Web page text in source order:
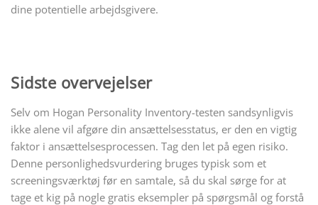
dine potentielle arbejdsgivere.
Sidste overvejelser
Selv om Hogan Personality Inventory-testen sandsynligvis
ikke alene vil afgøre din ansættelsesstatus, er den en vigtig
faktor i ansættelsesprocessen. Tag den let på egen risiko.
Denne personlighedsvurdering bruges typisk som et
screeningsværktøj før en samtale, så du skal sørge for at
tage et kig på nogle gratis eksempler på spørgsmål og forstå